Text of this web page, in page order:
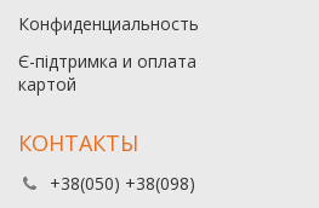
Конфиденциальность
Є-підтримка и оплата
картой
КОНТАКТЫ
+38(050) +38(098)